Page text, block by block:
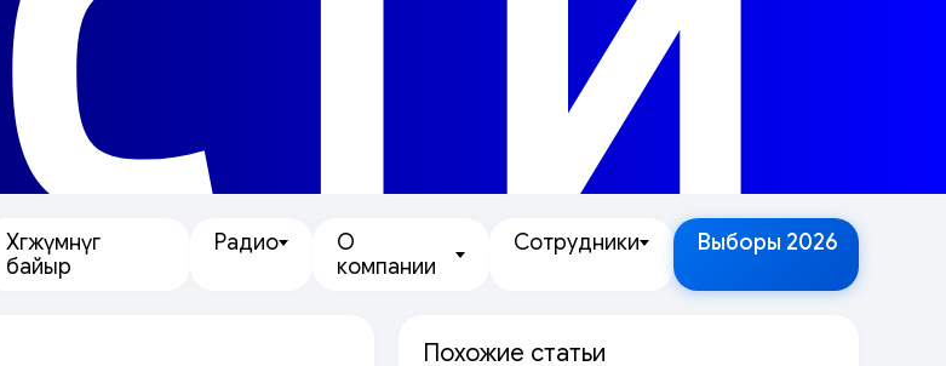
Хөгжүмнүг
байыр
Радио
О
компании
Сотрудники Выборы 2026
Похожие статьи